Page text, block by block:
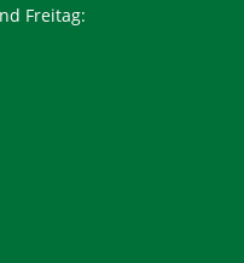
Freitag: